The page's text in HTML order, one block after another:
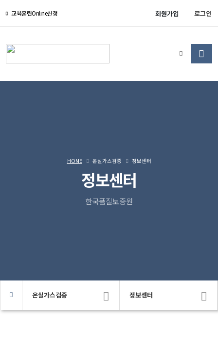
교육훈련Online신청 회원가입 로그인
정보센터
한국품질보증원
HOME 온실가스검증 정보센터
온실가스검증 정보센터